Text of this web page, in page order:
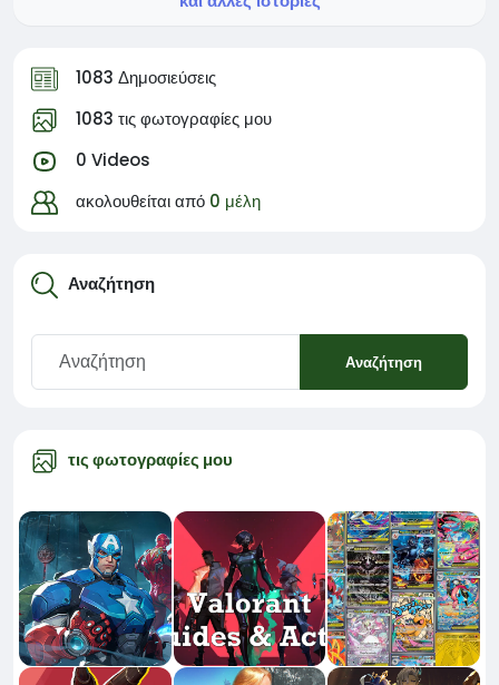
1083 Δημοσιεύσεις
1083 τις φωτογραφίες μου
0 Videos
ακολουθείται από 0 μέλη
Αναζήτηση
Αναζήτηση
τις φωτογραφίες μου